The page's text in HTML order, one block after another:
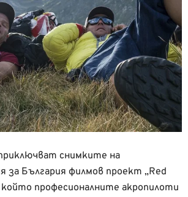
снимките на
за България филмов проект „Red
който професионалните акропилоти